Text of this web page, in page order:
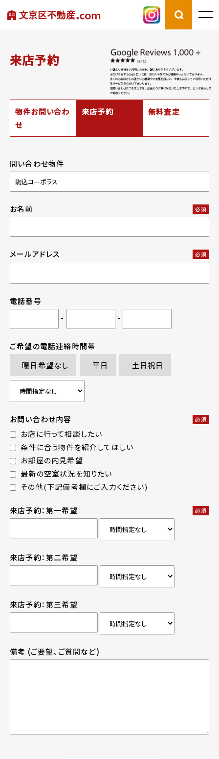
来店予約
物件お問い合わ
せ
来店予約 無料査定
問い合わせ物件
お名前 必須
メールアドレス 必須
電話番号
-
-
ご希望の電話連絡時間帯
曜日希望なし
平日 土日祝日
お問い合わせ内容 必須
お店に行って相談したい
条件に合う物件を紹介してほしい
お部屋の内見希望
最新の空室状況を知りたい
その他(下記備考欄にご入力ください)
来店予約：第一希望 必須
来店予約：第二希望
来店予約：第三希望
備考 (ご要望、ご質問など)